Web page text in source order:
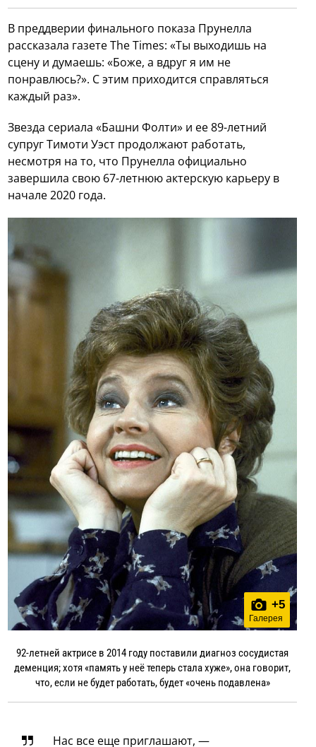
В преддверии финального показа Прунелла
рассказала газете The Times: «Ты выходишь на
сцену и думаешь: «Боже, а вдруг я им не
понравлюсь?». С этим приходится справляться
каждый раз».
Звезда сериала «Башни Фолти» и ее 89-летний
супруг Тимоти Уэст продолжают работать,
несмотря на то, что Прунелла официально
завершила свою 67-летнюю актерскую карьеру в
начале 2020 года.
+5
Галерея
92-летней актрисе в 2014 году поставили диагноз сосудистая
деменция; хотя «память у неё теперь стала хуже», она говорит,
что, если не будет работать, будет «очень подавлена»
Нас все еще приглашают, —